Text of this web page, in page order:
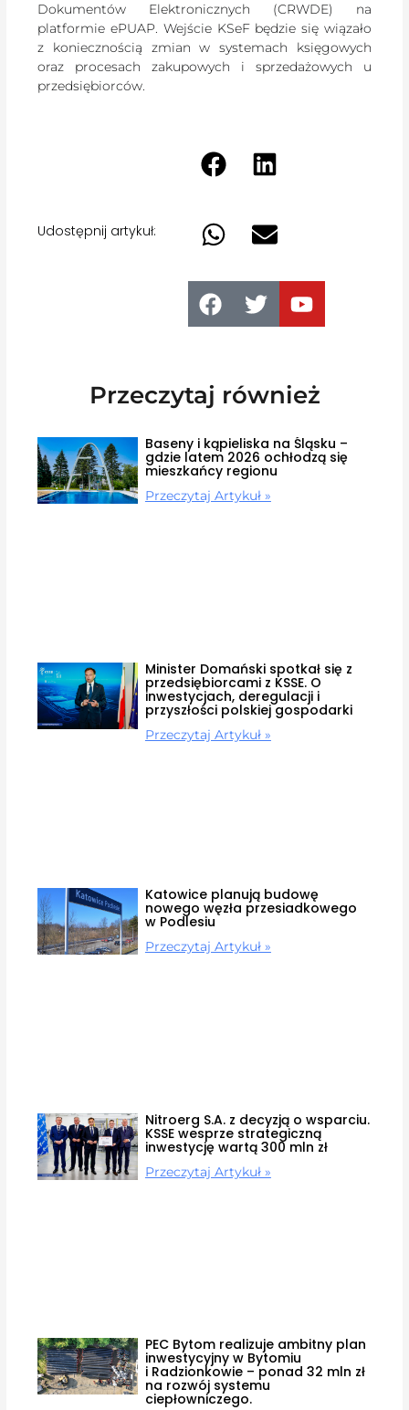
Dokumentów Elektronicznych (CRWDE) na
platformie ePUAP. Wejście KSeF będzie się wiązało
z koniecznością zmian w systemach księgowych
oraz procesach zakupowych i sprzedażowych u
przedsiębiorców.
Udostępnij artykuł:
Przeczytaj również
Baseny i kąpieliska na Śląsku –
gdzie latem 2026 ochłodzą się
mieszkańcy regionu
Przeczytaj Artykuł »
Minister Domański spotkał się z
przedsiębiorcami z KSSE. O
inwestycjach, deregulacji i
przyszłości polskiej gospodarki
Przeczytaj Artykuł »
Katowice planują budowę
nowego węzła przesiadkowego
w Podlesiu
Przeczytaj Artykuł »
Nitroerg S.A. z decyzją o wsparciu.
KSSE wesprze strategiczną
inwestycję wartą 300 mln zł
Przeczytaj Artykuł »
PEC Bytom realizuje ambitny plan
inwestycyjny w Bytomiu
i Radzionkowie – ponad 32 mln zł
na rozwój systemu
ciepłowniczego.